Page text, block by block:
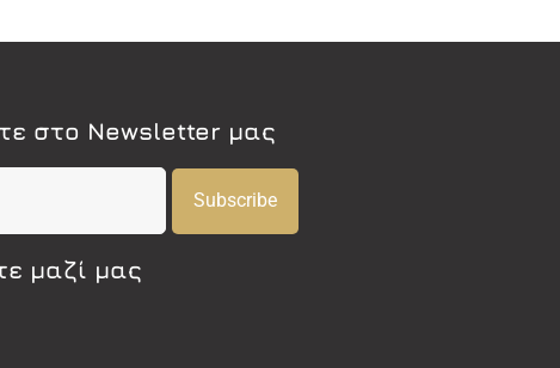
στο Newsletter μας
Subscribe
μαζί μας